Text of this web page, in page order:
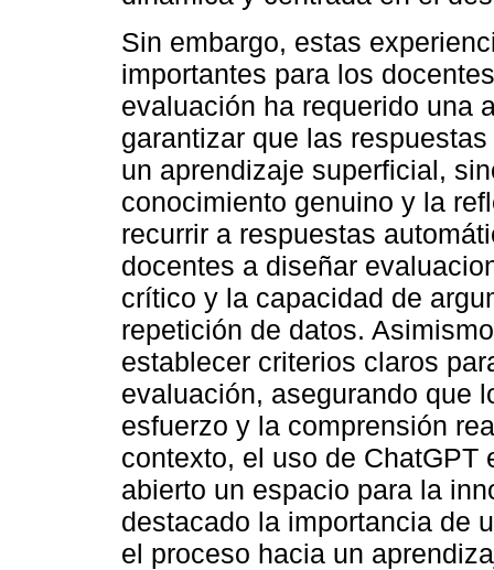
Sin embargo, estas
importantes para los
evaluación ha requerido una
garantizar que las
un aprendizaje superficial,
conocimiento genuino y la
recurrir a respuestas
docentes a diseñar
crítico y la capacidad de
repetición de datos.
establecer criterios claros
evaluación, asegurando que
esfuerzo y la comprensión
contexto, el uso de
abierto un espacio para la
destacado la importancia de
el proceso hacia un